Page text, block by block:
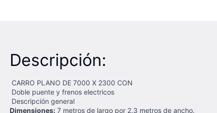
Descripción:
CARRO PLANO DE 7000 X 2300 CON
Doble puente y frenos electricos
Descripción general
Dimensiones: 7 metros de largo por 2.3 metros de ancho.